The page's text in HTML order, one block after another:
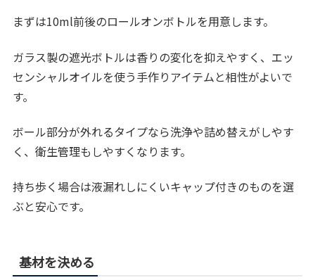
まずは10ml前後のロールオンボトルを用意します。
ガラス製の遮光ボトルは香りの変化を抑えやすく、エッ
センシャルオイルを使う手作りアイテムと相性がよいで
す。
ボール部分が外れるタイプなら洗浄や詰め替えがしやす
く、衛生管理もしやすくなります。
持ち歩く場合は液漏れしにくいキャップ付きのものを選
ぶと安心です。
基材を決める